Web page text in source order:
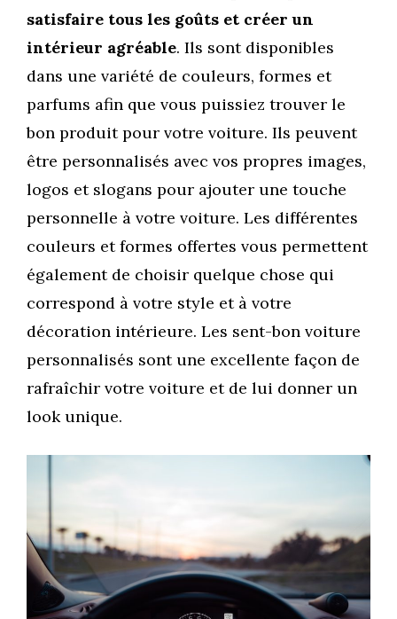
satisfaire tous les goûts et créer un
intérieur agréable. Ils sont disponibles
dans une variété de couleurs, formes et
parfums afin que vous puissiez trouver le
bon produit pour votre voiture. Ils peuvent
être personnalisés avec vos propres images,
logos et slogans pour ajouter une touche
personnelle à votre voiture. Les différentes
couleurs et formes offertes vous permettent
également de choisir quelque chose qui
correspond à votre style et à votre
décoration intérieure. Les sent-bon voiture
personnalisés sont une excellente façon de
rafraîchir votre voiture et de lui donner un
look unique.